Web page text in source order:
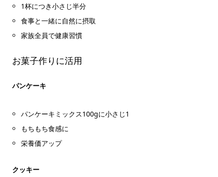
1杯につき小さじ半分
食事と一緒に自然に摂取
家族全員で健康習慣
お菓子作りに活用
パンケーキ
パンケーキミックス100gに小さじ1
もちもち食感に
栄養価アップ
クッキー